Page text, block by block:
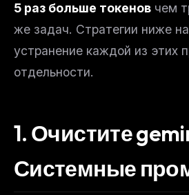
5 раз больше токенов чем
же задач. Стратегии ниже
устранение каждой из этих
отдельности.
1. Очистите
Системные